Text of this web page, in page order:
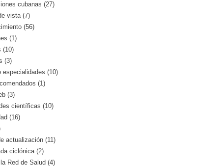
cubanas (27)
vista (7)
(56)
(1)
(10)
(3)
especialidades (10)
(1)
(3)
científicas (10)
(16)
actualización (11)
ciclónica (2)
Red de Salud (4)